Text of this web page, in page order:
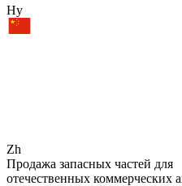
Hy
Zh
Продажа запасных частей для
отечественных коммерческих